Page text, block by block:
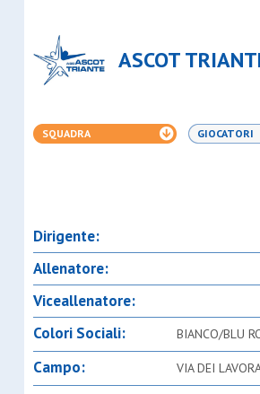
ASCOT
SQUADRA GIOCATORI
Dirigente:
Allenatore:
Viceallenatore:
Colori Sociali:
BIANCO/BLU
Campo: VIA DEI